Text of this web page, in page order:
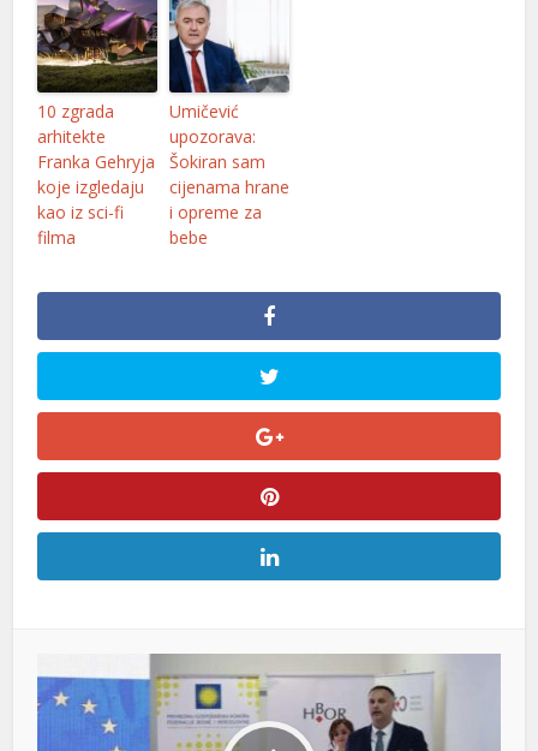
10 zgrada
arhitekte
Franka Gehryja
koje izgledaju
kao iz sci-fi
filma
Umičević
upozorava:
Šokiran sam
cijenama hrane
i opreme za
bebe